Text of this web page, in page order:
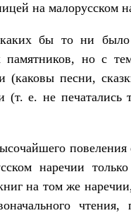
на малорусском
бы то ни было
памятников, но с
(каковы песни,
е. не печатались
наречии только
на том же
чтения,